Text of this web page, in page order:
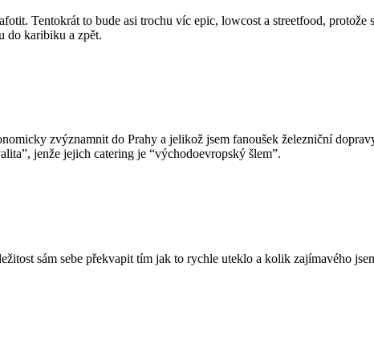
Tentokrát to bude asi trochu víc epic, lowcost a streetfood,
do karibiku a zpět.
zvýznamnit do Prahy a jelikož jsem fanoušek železniční
jenže jejich catering je “východoevropský šlem”.
sám sebe překvapit tím jak to rychle uteklo a kolik zajímavého